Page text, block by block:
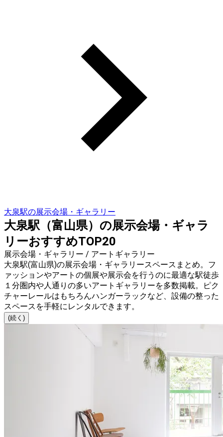
大泉駅の展示会場・ギャラリー
大泉駅（富山県）の展示会場・ギャラ
リーおすすめTOP20
展示会場・ギャラリー / アートギャラリー
大泉駅(富山県)の展示会場・ギャラリースペースまとめ。フ
ァッションやアートの個展や展示会を行うのに最適な駅徒歩
１分圏内や人通りの多いアートギャラリーを多数掲載。ピク
チャーレールはもちろんハンガーラックなど、設備の整った
スペースを手軽にレンタルできます。
(続く)